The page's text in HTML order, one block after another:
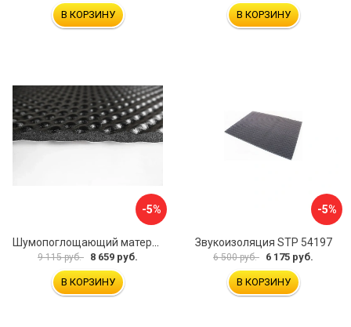
В КОРЗИНУ В КОРЗИНУ
-5%
9 115 руб. 8 659 руб.
В КОРЗИНУ
-5%
Звукоизоляция STP 54197
6 500 руб. 6 175 руб.
В КОРЗИНУ